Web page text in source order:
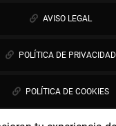
AVISO LEGAL
POLÍTICA DE PRIVACIDAD
POLÍTICA DE COOKIES